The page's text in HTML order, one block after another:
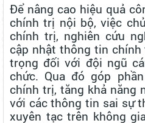
Để nâng cao hiệu quả
chính trị nội bộ, việc
chính trị, nghiên cứu
cập nhật thông tin
trọng đối với đội ngũ
chức. Qua đó góp
chính trị, tăng khả năng
với các thông tin sai sự
xuyên tạc trên không